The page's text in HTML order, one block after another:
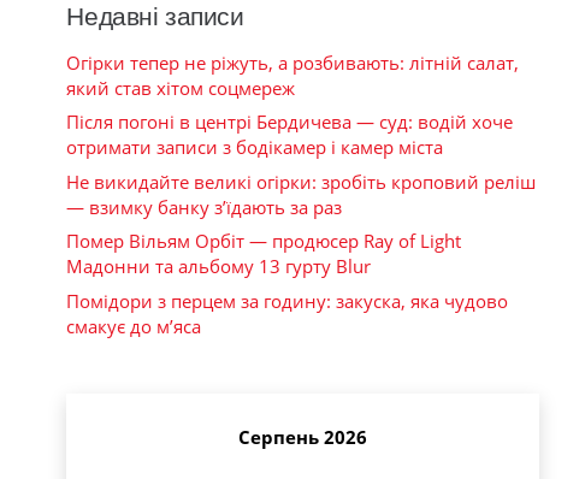
Недавні записи
Огірки тепер не ріжуть, а розбивають: літній салат,
який став хітом соцмереж
Після погоні в центрі Бердичева — суд: водій хоче
отримати записи з бодікамер і камер міста
Не викидайте великі огірки: зробіть кроповий реліш
— взимку банку з’їдають за раз
Помер Вільям Орбіт — продюсер Ray of Light
Мадонни та альбому 13 гурту Blur
Помідори з перцем за годину: закуска, яка чудово
смакує до м’яса
Серпень 2026